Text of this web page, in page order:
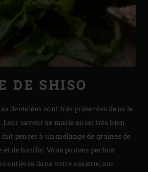
DE SHISO
dentelées sont très présentes dans la
Leur saveur se marie aussi très bien
penser à un mélange de graines de
de basilic. Vous pouvez parfois
entières dans votre assiette, sur